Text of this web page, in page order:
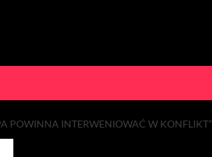
POWINNA INTERWENIOWAĆ W KONFLIKT”